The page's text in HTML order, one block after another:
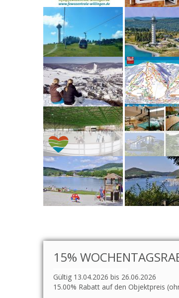
15%
Gültig 13.04.2026 bis 26.06.2026
15.00% Rabatt auf den Objektpreis